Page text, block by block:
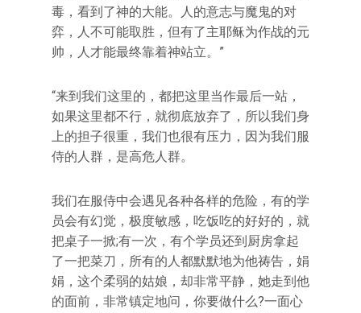
毒，看到了神的大能。人的意志与魔鬼的对
弈，人不可能取胜，但有了主耶稣为作战的元
帅，人才能最终靠着神站立。”
“来到我们这里的，都把这里当作最后一站，
如果这里都不行，就彻底放弃了，所以我们身
上的担子很重，我们也很有压力，因为我们服
侍的人群，是高危人群。
我们在服侍中会遇见各种各样的危险，有的学
员会有幻觉，极度敏感，吃饭吃的好好的，就
把桌子一掀;有一次，有个学员还到厨房拿起
了一把菜刀，所有的人都默默地为他祷告，娟
娟，这个柔弱的姑娘，却非常平静，她走到他
的面前，非常镇定地问，你要做什么?一面心